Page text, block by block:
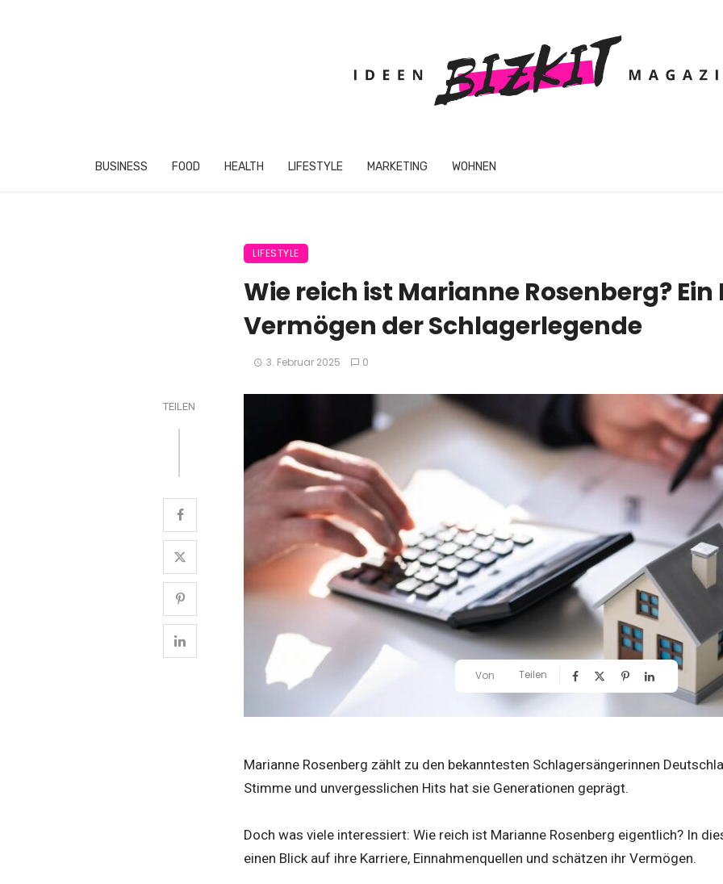
BUSINESS FOOD HEALTH LIFESTYLE MARKETING WOHNEN
LIFESTYLE
Wie reich ist Marianne Rosenberg?
Vermögen der Schlagerlegende
3. Februar 2025 0
TEILEN
Von Teilen
Marianne Rosenberg zählt zu den bekanntesten Schlagersängerinnen
Stimme und unvergesslichen Hits hat sie Generationen geprägt.
Doch was viele interessiert: Wie reich ist Marianne Rosenberg eigentlich? In
einen Blick auf ihre Karriere, Einnahmenquellen und schätzen ihr Vermögen.